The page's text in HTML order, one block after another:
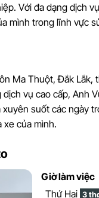
Với đa dạng dịch
mình trong lĩnh vực
Ma Thuột, Đắk
vụ cao cấp, Anh
suốt các ngày
xe của mình.
Giờ làm việc
Thứ Hai 3